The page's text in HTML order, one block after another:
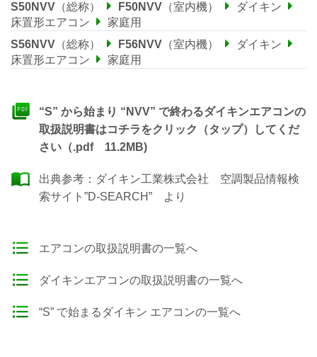
S50NVV （総称） F50NVV （室内機）
ダイキン
床置形エアコン
家庭用
S56NVV （総称） F56NVV （室内機）
ダイキン
床置形エアコン
家庭用
“S” から始まり “NVV” で終わるダイキンエアコンの
取扱説明書はコチラをクリック（タップ）してくだ
さい（.pdf 11.2MB)
出典参考： ダイキン工業株式会社 空調製品情報検
索サイト”D-SEARCH” より
エアコンの取扱説明書の一覧へ
ダイキンエアコンの取扱説明書の一覧へ
“S” で始まるダイキン エアコンの一覧へ